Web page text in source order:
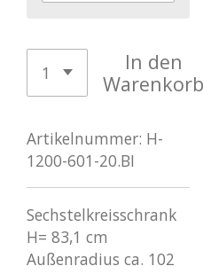
In den
Artikelnummer: H-
1200-601-20.BI
Sechstelkreisschrank
H= 83,1 cm
Außenradius ca. 102